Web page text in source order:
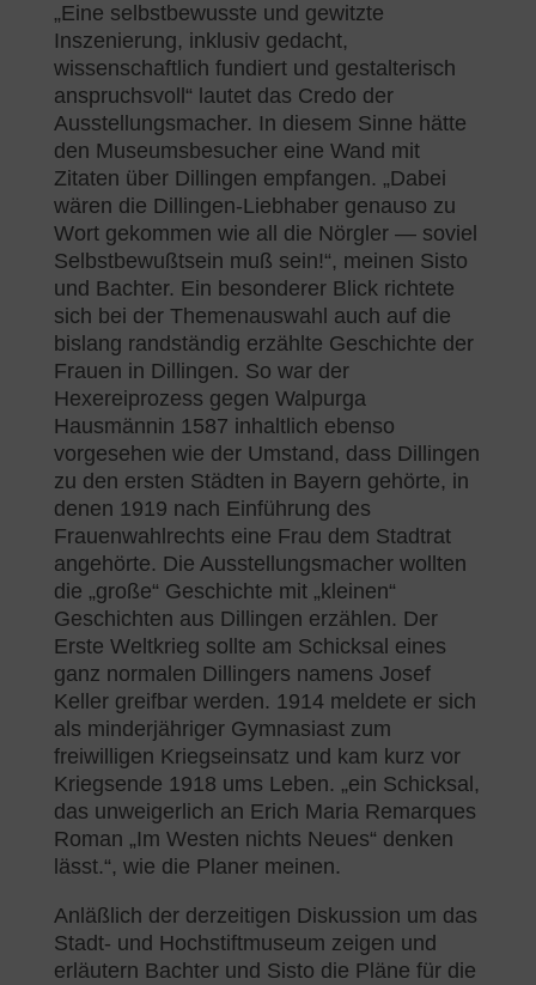
„Eine selbstbewusste und gewitzte
Inszenierung, inklusiv gedacht,
wissenschaftlich fundiert und gestalterisch
anspruchsvoll“ lautet das Credo der
Ausstellungsmacher. In diesem Sinne hätte
den Museumsbesucher eine Wand mit
Zitaten über Dillingen empfangen. „Dabei
wären die Dillingen-Liebhaber genauso zu
Wort gekommen wie all die Nörgler — soviel
Selbstbewußtsein muß sein!“, meinen Sisto
und Bachter. Ein besonderer Blick richtete
sich bei der Themenauswahl auch auf die
bislang randständig erzählte Geschichte der
Frauen in Dillingen. So war der
Hexereiprozess gegen Walpurga
Hausmännin 1587 inhaltlich ebenso
vorgesehen wie der Umstand, dass Dillingen
zu den ersten Städten in Bayern gehörte, in
denen 1919 nach Einführung des
Frauenwahlrechts eine Frau dem Stadtrat
angehörte. Die Ausstellungsmacher wollten
die „große“ Geschichte mit „kleinen“
Geschichten aus Dillingen erzählen. Der
Erste Weltkrieg sollte am Schicksal eines
ganz normalen Dillingers namens Josef
Keller greifbar werden. 1914 meldete er sich
als minderjähriger Gymnasiast zum
freiwilligen Kriegseinsatz und kam kurz vor
Kriegsende 1918 ums Leben. „ein Schicksal,
das unweigerlich an Erich Maria Remarques
Roman „Im Westen nichts Neues“ denken
lässt.“, wie die Planer meinen.
Anläßlich der derzeitigen Diskussion um das
Stadt- und Hochstiftmuseum zeigen und
erläutern Bachter und Sisto die Pläne für die